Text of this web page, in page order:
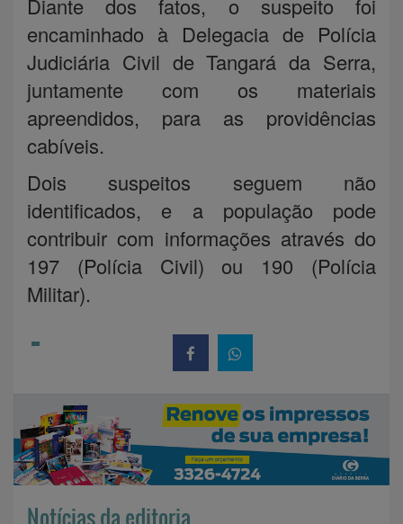
Diante dos fatos, o suspeito foi
encaminhado à Delegacia de Polícia
Judiciária Civil de Tangará da Serra,
juntamente com os materiais
apreendidos, para as providências
cabíveis.
Dois suspeitos seguem não
identificados, e a população pode
contribuir com informações através do
197 (Polícia Civil) ou 190 (Polícia
Militar).
Notícias da editoria